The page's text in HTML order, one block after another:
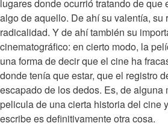
lugares donde ocurrió tratando de que
algo de aquello. De ahí su valentía, su
radicalidad. Y de ahí también su
cinematográfico: en cierto modo, la
una forma de decir que el cine ha
donde tenía que estar, que el registro
escapado de los dedos. Es, de alguna
pelicula de una cierta historia del cine
escribe es definitivamente otra cosa.